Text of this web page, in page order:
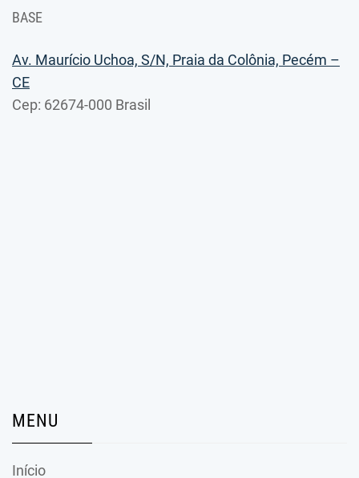
BASE
Av. Maurício Uchoa, S/N, Praia da Colônia, Pecém –
CE
Cep: 62674-000 Brasil
MENU
Início